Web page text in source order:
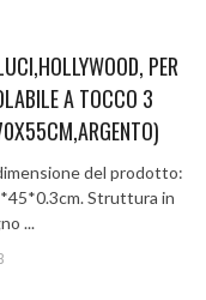
PER
A TOCCO 3
del prodotto:
Struttura in
...